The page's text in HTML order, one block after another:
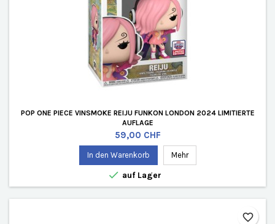
POP ONE PIECE VINSMOKE REIJU FUNKON LONDON 2024 LIMITIERTE
AUFLAGE
Preis
59,00 CHF
In den Warenkorb Mehr
 auf Lager
favorite_border